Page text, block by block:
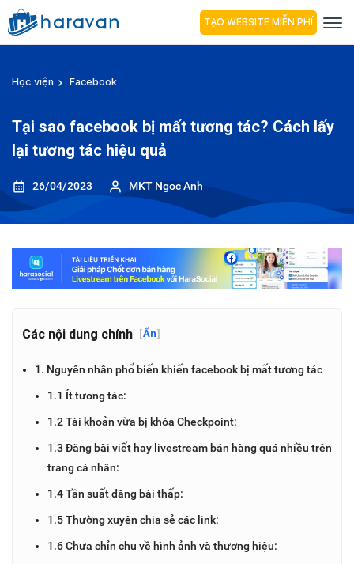
TẠO WEBSITE MIỄN PHÍ
Học viện Facebook
Tại sao facebook bị mất tương tác? Cách lấy
lại tương tác hiệu quả
26/04/2023 MKT Ngoc Anh
Các nội dung chính [Ẩn]
1. Nguyên nhân phổ biến khiến facebook bị mất tương tác
1.1 Ít tương tác:
1.2 Tài khoản vừa bị khóa Checkpoint:
1.3 Đăng bài viết hay livestream bán hàng quá nhiều trên
trang cá nhân:
1.4 Tần suất đăng bài thấp:
1.5 Thường xuyên chia sẻ các link:
1.6 Chưa chỉn chu về hình ảnh và thương hiệu: